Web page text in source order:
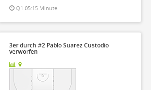
Q1 05:15 Minute
3er durch #2 Pablo Suarez Custodio
verworfen